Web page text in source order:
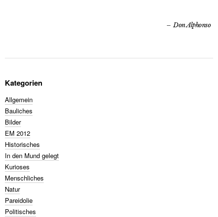
Don Alphonso
Kategorien
Allgemein
Bauliches
Bilder
EM 2012
Historisches
In den Mund gelegt
Kurioses
Menschliches
Natur
Pareidolie
Politisches